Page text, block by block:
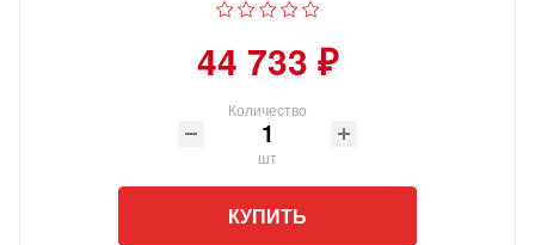
44 733 ₽
Количество
шт
КУПИТЬ